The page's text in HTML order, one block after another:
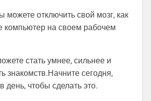
можете отключить свой мозг, как
компьютер на своем рабочем
стать умнее, сильнее и
знакомств.Начните сегодня,
день, чтобы сделать это.